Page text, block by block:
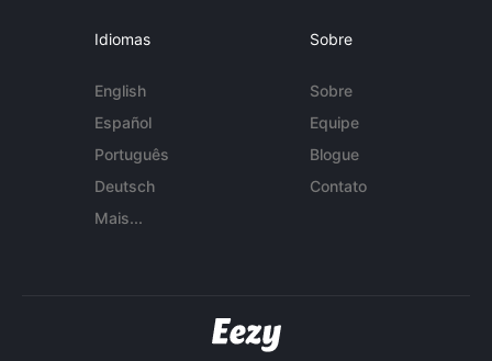
Idiomas
English
Español
Português
Deutsch
Mais...
Sobre
Sobre
Equipe
Blogue
Contato